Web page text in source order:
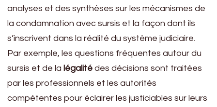
analyses et des synthèses sur les mécanismes de
la condamnation avec sursis et la façon dont ils
s’inscrivent dans la réalité du système judiciaire.
Par exemple, les questions fréquentes autour du
sursis et de la légalité des décisions sont traitées
par les professionnels et les autorités
compétentes pour éclairer les justiciables sur leurs